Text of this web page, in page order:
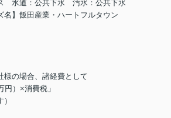
ス 水道：公共下水 汚水：公共下水
名】飯田産業・ハートフルタウン
様の場合、諸経費として
円）×消費税」